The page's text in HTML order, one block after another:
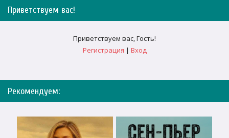
Приветствуем вас!
Приветствуем вас,Гость!
Регистрация | Вход
Рекомендуем: